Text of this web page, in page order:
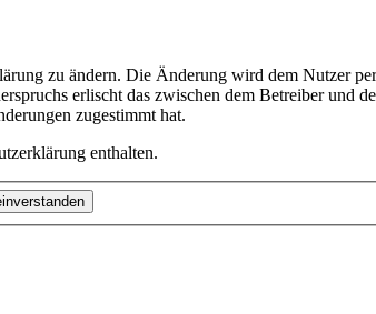
zu ändern. Die Änderung wird dem Nutzer
erlischt das zwischen dem Betreiber und
zugestimmt hat.
enthalten.